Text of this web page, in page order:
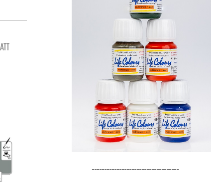
-----------------------------------